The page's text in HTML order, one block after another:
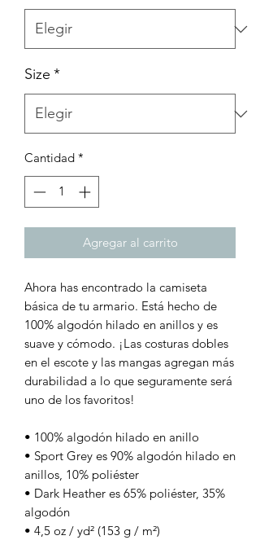
Size *
Cantidad *
Agregar al carrito
Ahora has encontrado la camiseta
básica de tu armario. Está hecho de
100% algodón hilado en anillos y es
suave y cómodo. ¡Las costuras dobles
en el escote y las mangas agregan más
durabilidad a lo que seguramente será
uno de los favoritos!
• 100% algodón hilado en anillo
• Sport Grey es 90% algodón hilado en
anillos, 10% poliéster
• Dark Heather es 65% poliéster, 35%
algodón
• 4,5 oz / yd² (153 g / m²)